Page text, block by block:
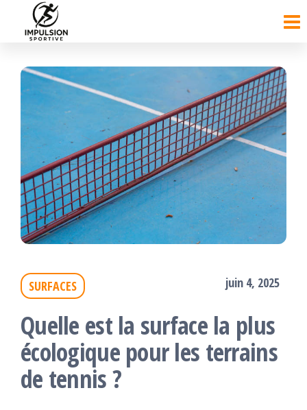
contenu
SURFACES juin 4, 2025
Quelle est la surface la plus
écologique pour les terrains
de tennis ?